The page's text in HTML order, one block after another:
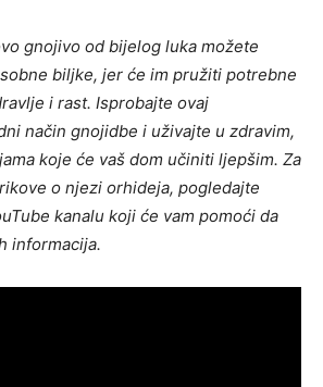
gnojivo od bijelog luka možete
biljke, jer će im pružiti potrebne
i rast. Isprobajte ovaj
način gnojidbe i uživajte u zdravim,
koje će vaš dom učiniti ljepšim. Za
o njezi orhideja, pogledajte
kanalu koji će vam pomoći da
informacija.